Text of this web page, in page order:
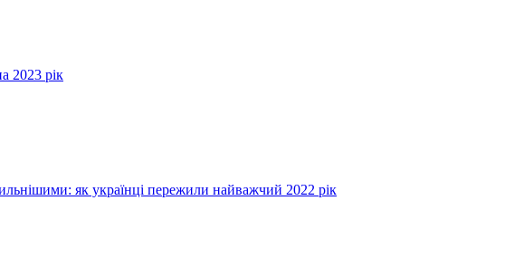
2023 рік
як українці пережили найважчий 2022 рік